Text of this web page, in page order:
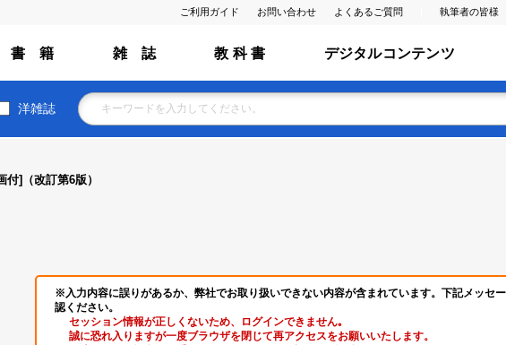
ご利用ガイド お問い合わせ よくあるご質問 執筆者の皆様
書 籍 雑 誌 教 科 書 デジタルコンテンツ
洋雑誌
]（改訂第6版）
※入力内容に誤りがあるか、弊社でお取り扱いできない内容が含まれています。下記メッセ
認ください。
セッション情報が正しくないため、ログインできません｡
誠に恐れ入りますが一度ブラウザを閉じて再アクセスをお願いいたします。